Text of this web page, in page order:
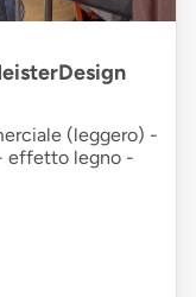
(leggero) -
effetto legno -